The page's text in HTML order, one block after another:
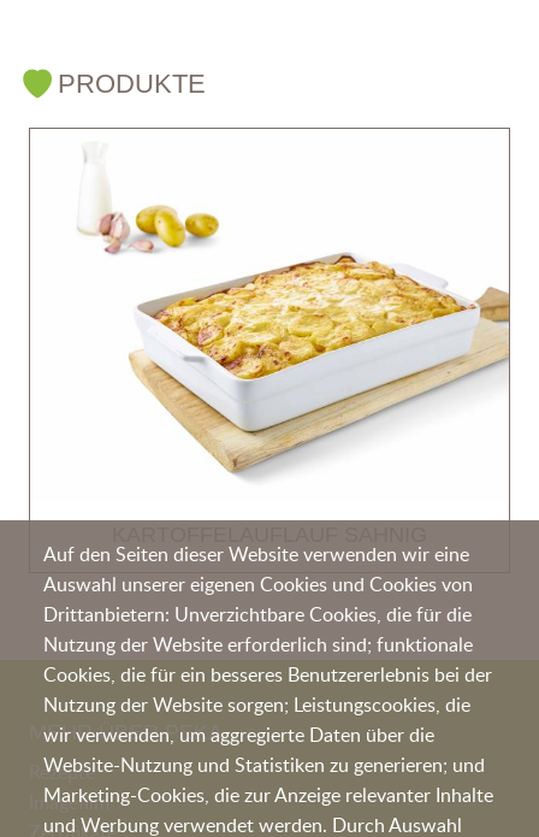
PRODUKTE
Auf den Seiten dieser Website verwenden wir eine
Auswahl unserer eigenen Cookies und Cookies von
Drittanbietern: Unverzichtbare Cookies, die für die
Nutzung der Website erforderlich sind; funktionale
Cookies, die für ein besseres Benutzererlebnis bei der
Nutzung der Website sorgen; Leistungscookies, die
wir verwenden, um aggregierte Daten über die
Website-Nutzung und Statistiken zu generieren; und
Marketing-Cookies, die zur Anzeige relevanter Inhalte
und Werbung verwendet werden. Durch Auswahl
MEHR ÜBER PEKA
Rezepte
Imagefilm